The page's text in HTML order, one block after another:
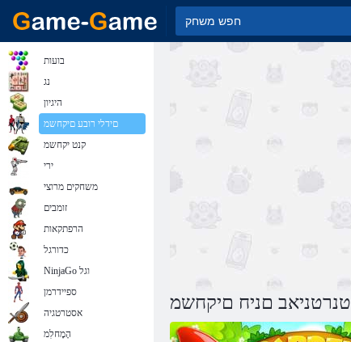
טנרטניאב םניח םיקחשמ
בועות
נג
היגיון
םידלי רובע םיקחשמ
קנט יקחשמ
ירי
משחקים מרוצי
זומבים
הרפתקאות
כדורגל
NinjaGo וגל
ספיידרמן
אסטרטגיה
הָמָחלִמ